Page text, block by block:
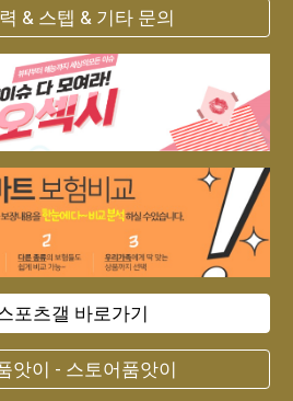
& 스텝 & 기타 문의
포츠갤 바로가기
앗이 - 스토어품앗이